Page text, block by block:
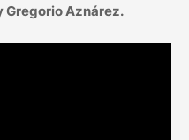
Gregorio Aznárez.